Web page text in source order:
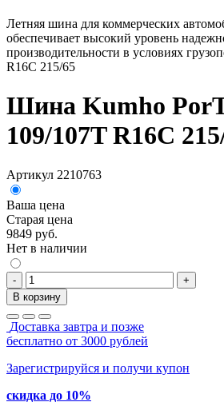
Летняя шина для коммерческих
обеспечивает высокий уровень
производительности в условиях
R16C 215/65
Шина Kumho
109/107T R16C
Артикул 2210763
Ваша цена
Старая цена
9849 руб.
Нет в наличии
-
+
В корзину
Доставка завтра и позже
бесплатно от 3000 рублей
Зарегистрируйся и получи купон
скидка до 10%